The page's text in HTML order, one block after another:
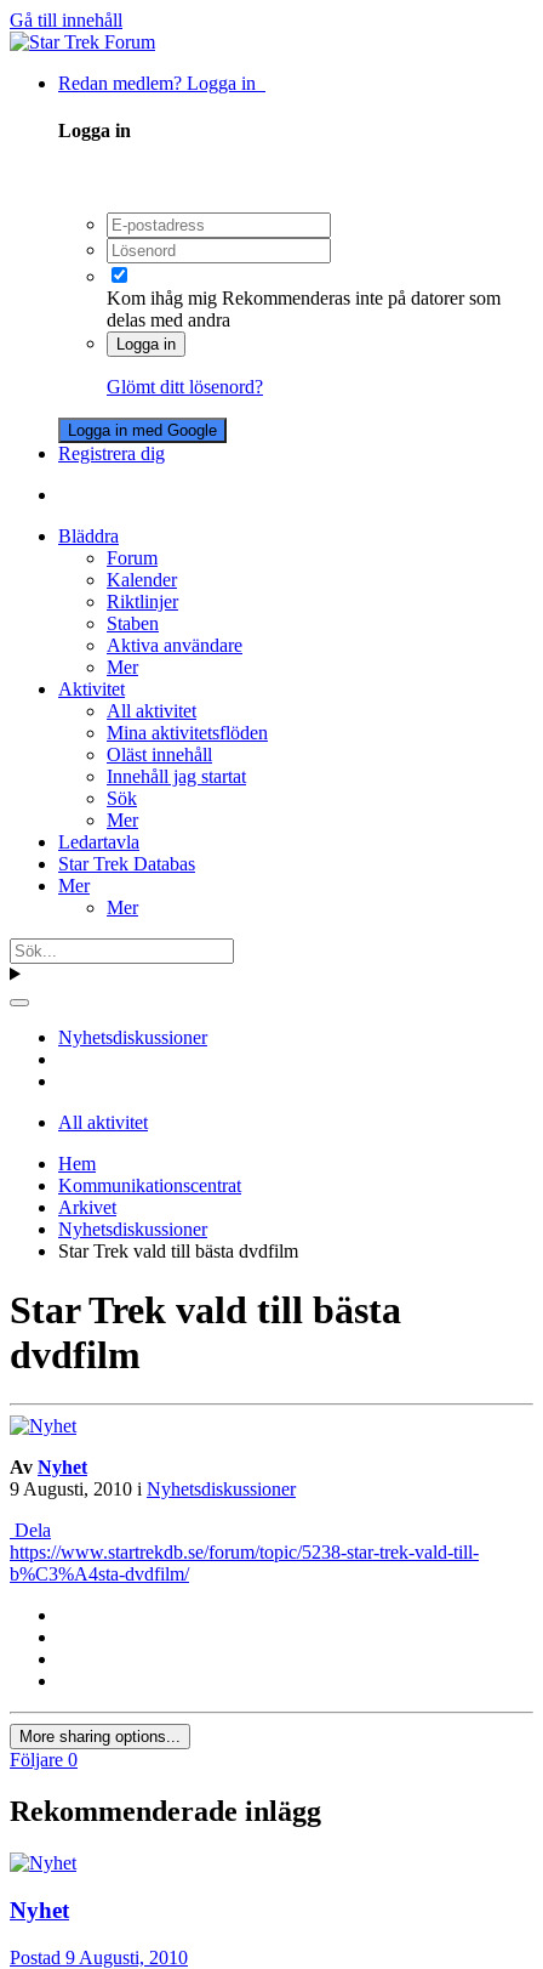
Gå till innehåll
Redan medlem? Logga in
Logga in
Kom ihåg mig Rekommenderas inte på datorer som
delas med andra
Logga in
Glömt ditt lösenord?
Logga in med Google
Registrera dig
Bläddra
Forum
Kalender
Riktlinjer
Staben
Aktiva användare
Mer
Aktivitet
All aktivitet
Mina aktivitetsflöden
Oläst innehåll
Innehåll jag startat
Sök
Mer
Ledartavla
Star Trek Databas
Mer
Mer
Nyhetsdiskussioner
All aktivitet
Hem
Kommunikationscentrat
Arkivet
Nyhetsdiskussioner
Star Trek vald till bästa dvdfilm
Star Trek vald till bästa
dvdfilm
Av Nyhet
9 Augusti, 2010 i Nyhetsdiskussioner
Dela
https://www.startrekdb.se/forum/topic/5238-star-trek-vald-till-
b%C3%A4sta-dvdfilm/
More sharing options...
Följare 0
Rekommenderade inlägg
Nyhet
Postad 9 Augusti, 2010